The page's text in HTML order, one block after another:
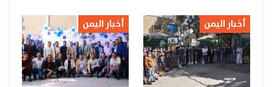
أخبار اليمن أخبار اليمن